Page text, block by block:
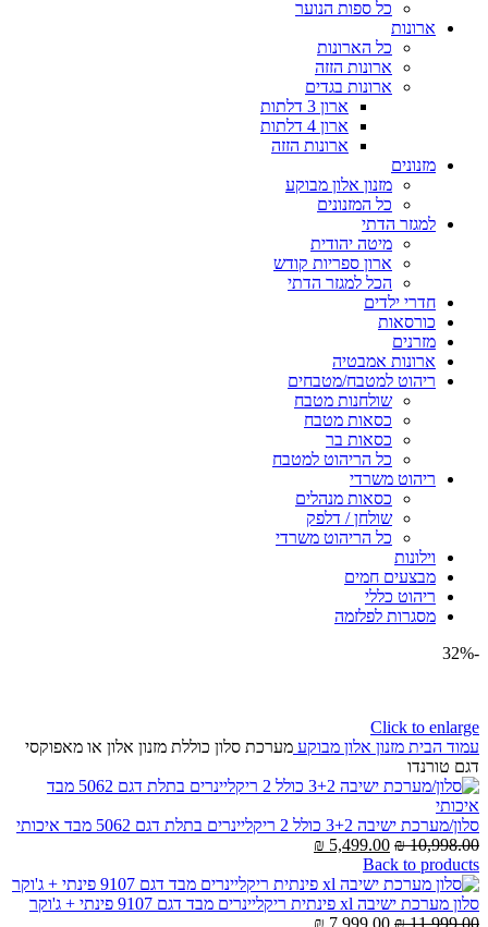
כל ספות הנוער
ארונות
כל הארונות
ארונות הזזה
ארונות בגדים
ארון 3 דלתות
ארון 4 דלתות
ארונות הזזה
מזנונים
מזנון אלון מבוקע
כל המזנונים
למגזר הדתי
מיטה יהודית
ארון ספריות קודש
הכל למגזר הדתי
חדרי ילדים
כורסאות
מזרנים
ארונות אמבטיה
ריהוט למטבח/מטבחים
שולחנות מטבח
כסאות מטבח
כסאות בר
כל הריהוט למטבח
ריהוט משרדי
כסאות מנהלים
שולחן / דלפק
כל הריהוט משרדי
וילונות
מבצעים חמים
ריהוט כללי
מסגרות לפלזמה
-32%
Click to enlarge
עמוד הבית מזנון אלון מבוקע מערכת סלון כוללת מזנון אלון או מאפוקסי
דגם טורנדו
סלון/מערכת ישיבה 3+2 כולל 2 ריקליינרים בתלת דגם 5062 מבד איכותי
10,998.00
₪ המחיר
המקורי
היה:
10,998.00 ₪.
5,499.00
₪
הוא:
5,499.00 ₪.
Back to products
סלון מערכת ישיבה xl פינתית ריקליינרים מבד דגם 9107 פינתי + ג'וקר
11,999.00
₪ המחיר
7,999.00
₪